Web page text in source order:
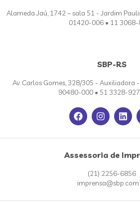
Alameda Jaú, 1742 – sala 51 - Jardim
01420-006 • 11
SBP-RS
Av. Carlos Gomes, 328/305 - Auxiliadora -
90480-000 • 51 3328-
Assessoria de
(21) 2256-6856